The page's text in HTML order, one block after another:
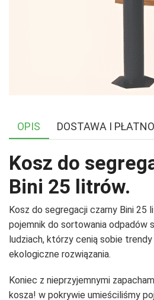
OPIS DOSTAWA I
Kosz do
Bini 25 litrów.
Kosz do segregacji czarny Bini 25
pojemnik do sortowania odpadów
ludziach, którzy cenią sobie
ekologiczne rozwiązania.
Koniec z nieprzyjemnymi
kosza! w pokrywie umieściliśmy